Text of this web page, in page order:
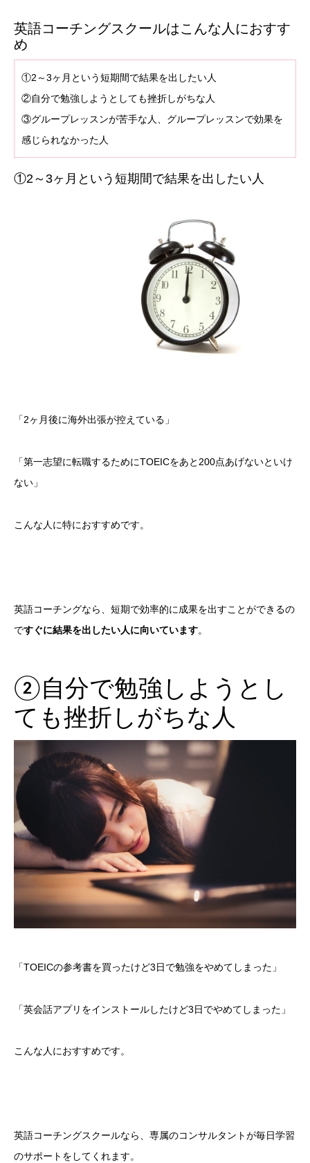
英語コーチングスクールはこんな人におすす
め
①2～3ヶ月という短期間で結果を出したい人
②自分で勉強しようとしても挫折しがちな人
③グループレッスンが苦手な人、グループレッスンで効果を
感じられなかった人
①2～3ヶ月という短期間で結果を出したい人
「2ヶ月後に海外出張が控えている」
「第一志望に転職するためにTOEICをあと200点あげないといけ
ない」
こんな人に特におすすめです。
英語コーチングなら、短期で効率的に成果を出すことができるの
ですぐに結果を出したい人に向いています。
②自分で勉強しようとし
ても挫折しがちな人
「TOEICの参考書を買ったけど3日で勉強をやめてしまった」
「英会話アプリをインストールしたけど3日でやめてしまった」
こんな人におすすめです。
英語コーチングスクールなら、専属のコンサルタントが毎日学習
のサポートをしてくれます。